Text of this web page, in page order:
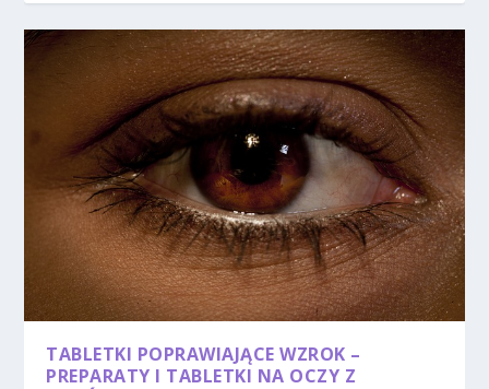
TABLETKI POPRAWIAJĄCE WZROK –
PREPARATY I TABLETKI NA OCZY Z